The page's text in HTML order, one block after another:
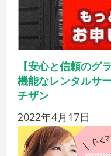
【安心と信頼のグ
機能なレンタルサ
チザン
2022年4月17日